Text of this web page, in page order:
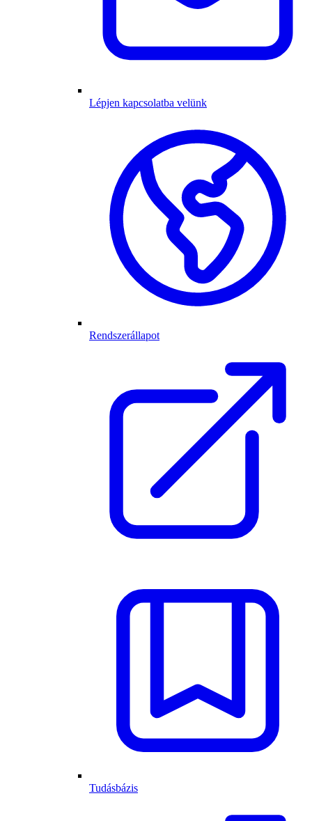
Lépjen kapcsolatba velünk
Rendszerállapot
Tudásbázis